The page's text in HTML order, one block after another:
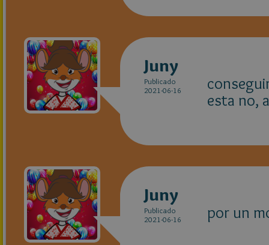
Juny
Publicado
2021-06-16
esta no,
Juny
Publicado
2021-06-16
por un